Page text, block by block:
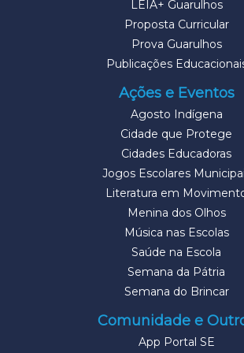
LEIA+ Guarulhos
Proposta Curricular
Prova Guarulhos
Publicações
Ações e Eventos
Agosto Indígena
Cidade que Protege
Cidades Educadoras
Jogos Escolares
Literatura em
Menina dos Olhos
Música nas Escolas
Saúde na Escola
Semana da Pátria
Semana do Brincar
Comunidade e
App Portal SE